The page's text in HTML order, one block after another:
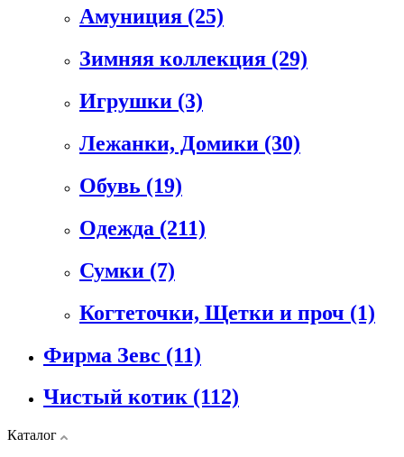
Амуниция (25)
Зимняя коллекция (29)
Игрушки (3)
Лежанки, Домики (30)
Обувь (19)
Одежда (211)
Сумки (7)
Когтеточки, Щетки и проч (1)
Фирма Зевс (11)
Чистый котик (112)
Каталог